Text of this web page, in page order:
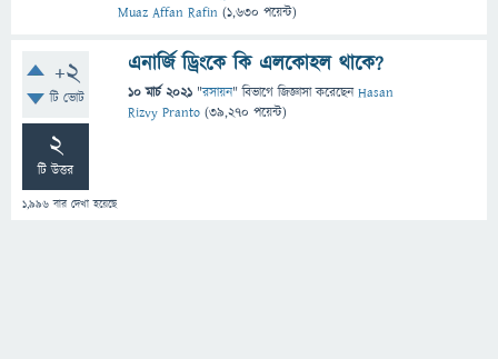
Muaz Affan Rafin (1,630 পয়েন্ট)
+2
টি ভোট
2
টি উত্তর
1,996 বার দেখা হয়েছে
এনার্জি ড্রিংকে কি এলকোহল থাকে?
10 মার্চ 2021 "রসায়ন" বিভাগে জিজ্ঞাসাকরেছেনHasan
Rizvy Pranto (39,270 পয়েন্ট)